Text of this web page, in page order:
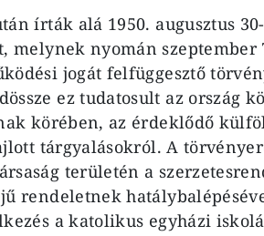
írták alá 1950. augusztus
melynek nyomán szeptember
jogát felfüggesztő
ez tudatosult az ország
körében, az érdeklődő
tárgyalásokról. A
területén a
rendeletnek
a katolikus egyházi